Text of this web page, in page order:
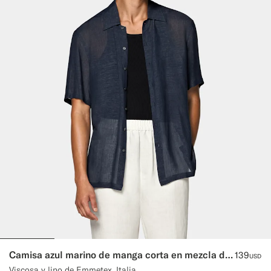
Camisa azul marino de manga corta en mezcla de viscosa y lino139USD